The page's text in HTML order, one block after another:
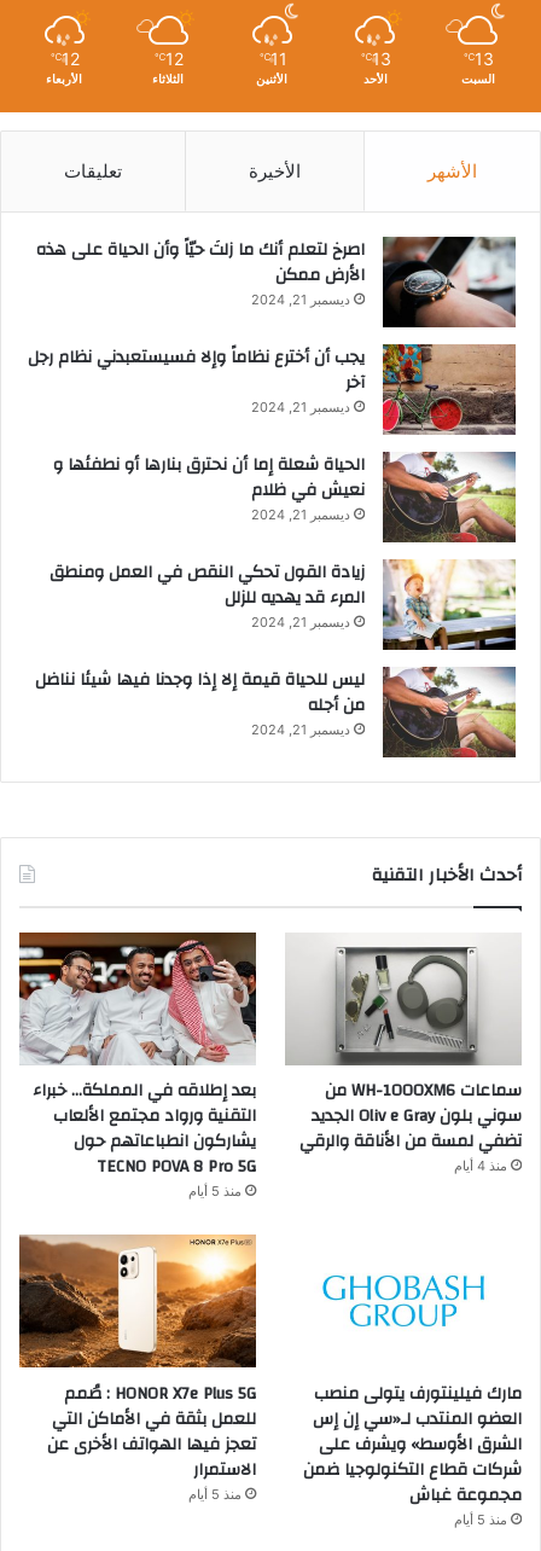
13
℃
السبت
13
℃
الأحد
11
℃
الأثنين
12
℃
الثلاثاء
12
℃
الأربعاء
الأشهر الأخيرة تعليقات
‫اصرخ لتعلم أنك ما زلتَ حيّاً وأن الحياة على هذه
الأرض ممكن
ديسمبر 21, 2024
يجب أن أخترع نظاماً وإلا فسيستعبدني نظام رجل
آخر
ديسمبر 21, 2024
الحياة شعلة إما أن نحترق بنارها أو نطفئها و
نعيش في ظلام
ديسمبر 21, 2024
زيادة القول تحكي النقص في العمل ومنطق
المرء قد يهديه للزلل
ديسمبر 21, 2024
ليس للحياة قيمة إلا إذا وجدنا فيها شيئا نناضل
من أجله
ديسمبر 21, 2024
أحدث الأخبار التقنية
سماعات WH-1000XM6 من
سوني بلون Oliv e Gray الجديد
تضفي لمسة من الأناقة والرقي
منذ 4 أيام
بعد إطلاقه في المملكة… خبراء
التقنية ورواد مجتمع الألعاب
يشاركون انطباعاتهم حول
TECNO POVA 8 Pro 5G
منذ 5 أيام
مارك فيلينتورف يتولى منصب
العضو المنتدب لـ«سي إن إس
الشرق الأوسط» ويشرف على
شركات قطاع التكنولوجيا ضمن
مجموعة غباش
منذ 5 أيام
HONOR X7e Plus 5G : صُمم
للعمل بثقة في الأماكن التي
تعجز فيها الهواتف الأخرى عن
الاستمرار
منذ 5 أيام